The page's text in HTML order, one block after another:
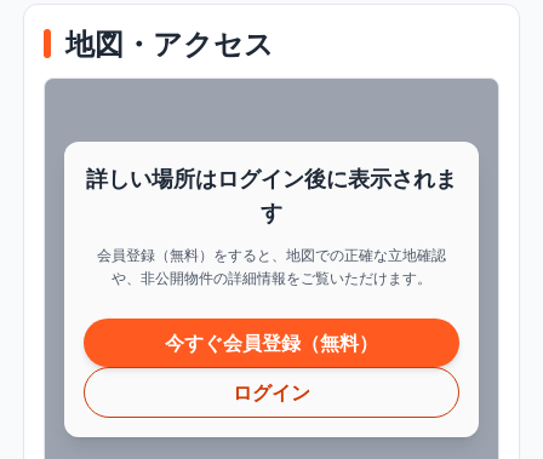
地図・アクセス
詳しい場所はログイン後に表示されま
す
会員登録（無料）をすると、地図での正確な立地確認
や、非公開物件の詳細情報をご覧いただけます。
今すぐ会員登録（無料）
ログイン